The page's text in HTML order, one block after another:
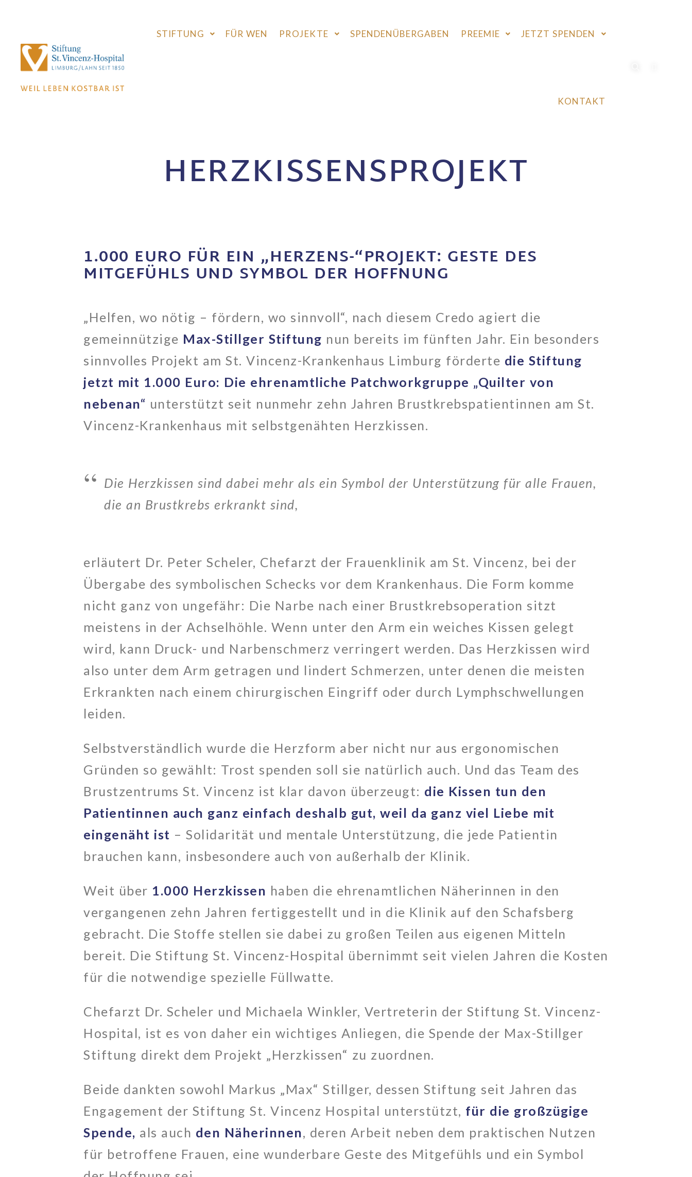
STIFTUNG FÜR WEN PROJEKTE SPENDENÜBERGABEN PREEMIE JETZT SPENDEN
KONTAKT
HERZKISSENSPROJEKT
1.000 EURO FÜR EIN „HERZENS-“PROJEKT: GESTE DES
MITGEFÜHLS UND SYMBOL DER HOFFNUNG
„Helfen, wo nötig – fördern, wo sinnvoll“, nach diesem Credo agiert die
gemeinnützige Max-Stillger Stiftung nun bereits im fünften Jahr. Ein besonders
sinnvolles Projekt am St. Vincenz-Krankenhaus Limburg förderte die Stiftung
jetzt mit 1.000 Euro: Die ehrenamtliche Patchworkgruppe „Quilter von
nebenan“ unterstützt seit nunmehr zehn Jahren Brustkrebspatientinnen am St.
Vincenz-Krankenhaus mit selbstgenähten Herzkissen.
Die Herzkissen sind dabei mehr als ein Symbol der Unterstützung für alle Frauen,
die an Brustkrebs erkrankt sind,
erläutert Dr. Peter Scheler, Chefarzt der Frauenklinik am St. Vincenz, bei der
Übergabe des symbolischen Schecks vor dem Krankenhaus. Die Form komme
nicht ganz von ungefähr: Die Narbe nach einer Brustkrebsoperation sitzt
meistens in der Achselhöhle. Wenn unter den Arm ein weiches Kissen gelegt
wird, kann Druck- und Narbenschmerz verringert werden. Das Herzkissen wird
also unter dem Arm getragen und lindert Schmerzen, unter denen die meisten
Erkrankten nach einem chirurgischen Eingriff oder durch Lymphschwellungen
leiden.
Selbstverständlich wurde die Herzform aber nicht nur aus ergonomischen
Gründen so gewählt: Trost spenden soll sie natürlich auch. Und das Team des
Brustzentrums St. Vincenz ist klar davon überzeugt: die Kissen tun den
Patientinnen auch ganz einfach deshalb gut, weil da ganz viel Liebe mit
eingenäht ist – Solidarität und mentale Unterstützung, die jede Patientin
brauchen kann, insbesondere auch von außerhalb der Klinik.
Weit über 1.000 Herzkissen haben die ehrenamtlichen Näherinnen in den
vergangenen zehn Jahren fertiggestellt und in die Klinik auf den Schafsberg
gebracht. Die Stoffe stellen sie dabei zu großen Teilen aus eigenen Mitteln
bereit. Die Stiftung St. Vincenz-Hospital übernimmt seit vielen Jahren die Kosten
für die notwendige spezielle Füllwatte.
Chefarzt Dr. Scheler und Michaela Winkler, Vertreterin der Stiftung St. Vincenz-
Hospital, ist es von daher ein wichtiges Anliegen, die Spende der Max-Stillger
Stiftung direkt dem Projekt „Herzkissen“ zu zuordnen.
Beide dankten sowohl Markus „Max“ Stillger, dessen Stiftung seit Jahren das
Engagement der Stiftung St. Vincenz Hospital unterstützt, für die großzügige
Spende, als auch den Näherinnen, deren Arbeit neben dem praktischen Nutzen
für betroffene Frauen, eine wunderbare Geste des Mitgefühls und ein Symbol